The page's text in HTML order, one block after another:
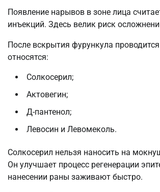
Появление нарывов в зоне лица
инъекций. Здесь велик риск
После вскрытия фурункула
относятся:
Солкосерил;
Актовегин;
Д-пантенол;
Левосин и Левомеколь.
Солкосерил нельзя наносить на
Он улучшает процесс регенерации
нанесении раны заживают быстро.